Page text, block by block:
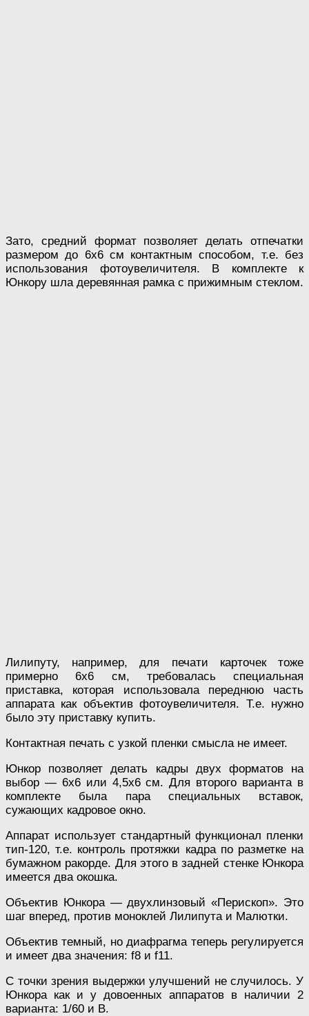
Зато, средний формат позволяет делать отпечатки
размером до 6х6 см контактным способом, т.е. без
использования фотоувеличителя. В комплекте к
Юнкору шла деревянная рамка с прижимным стеклом.
Лилипуту, например, для печати карточек тоже
примерно 6х6 см, требовалась специальная
приставка, которая использовала переднюю часть
аппарата как объектив фотоувеличителя. Т.е. нужно
было эту приставку купить.
Контактная печать с узкой пленки смысла не имеет.
Юнкор позволяет делать кадры двух форматов на
выбор — 6х6 или 4,5х6 см. Для второго варианта в
комплекте была пара специальных вставок,
сужающих кадровое окно.
Аппарат использует стандартный функционал пленки
тип-120, т.е. контроль протяжки кадра по разметке на
бумажном ракорде. Для этого в задней стенке Юнкора
имеется два окошка.
Объектив Юнкора — двухлинзовый «Перископ». Это
шаг вперед, против моноклей Лилипута и Малютки.
Объектив темный, но диафрагма теперь регулируется
и имеет два значения: f8 и f11.
С точки зрения выдержки улучшений не случилось. У
Юнкора как и у довоенных аппаратов в наличии 2
варианта: 1/60 и В.